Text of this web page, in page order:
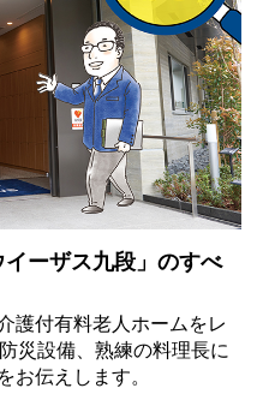
ーザス九段」のすべ
護付有料老人ホームをレ
災設備、熟練の料理長に
お伝えします。